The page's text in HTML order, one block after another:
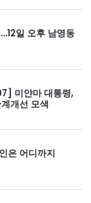
일 오후 남영동
미얀마 대통령,
개선 모색
은 어디까지